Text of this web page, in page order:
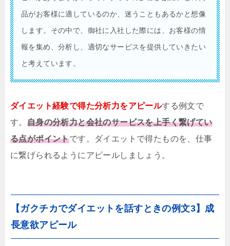
品がお客様に適しているのか、迷うこともあるかと想像
します。その中で、御社に入社した際には、お客様の情
報を集め、分析し、適切なサービスを提供していきたい
と考えています。
ダイエット経験で得た分析力をアピールする例文で
す。 自身の分析力と会社のサービスを上手く繋げてい
る点がポイントです。ダイエットで得たものを、仕事
に繋げられるようにアピールしましょう。
【ガクチカでダイエットを話すときの例文3】成
長意欲アピール